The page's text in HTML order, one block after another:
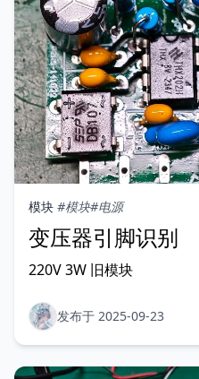
模块 #模块#电源
变压器引脚识别
220V 3W 旧模块
发布于 2025-09-23